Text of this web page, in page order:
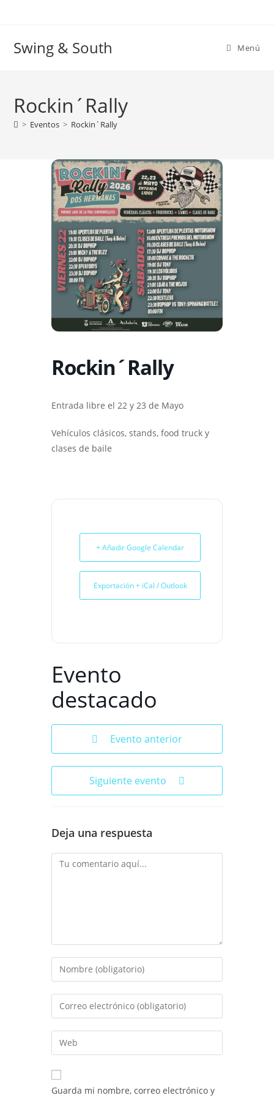
Swing & South Menú
Rockin´Rally
> Eventos > Rockin´Rally
Rockin´Rally
Entrada libre el 22 y 23 de Mayo
Vehículos clásicos, stands, food truck y
clases de baile
+ Añadir Google Calendar
Exportación + iCal / Outlook
Evento
destacado
Evento anterior
Siguiente evento
Deja una respuesta
Comentario
Introduce
tu
nombre
de
usuario
para
comentar
Introduce
tu
dirección
de
electrónico
para
Introduce
la
URL
de
Guarda mi nombre, correo electrónico y